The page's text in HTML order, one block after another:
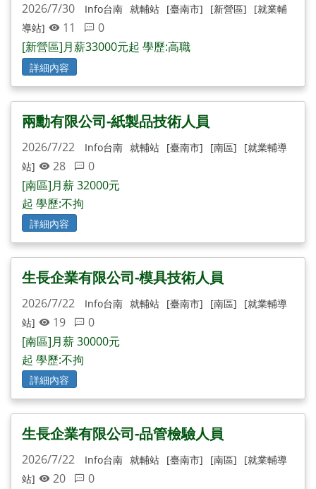
2026/7/30 Info台南 就輔站 [臺南市] [新營區]
[就業輔
導站]
11
0
[新營區]月薪33000元起 學歷:高職
詳細內容
兩勳有限公司-紙製品技術人員
2026/7/22 Info台南 就輔站 [臺南市] [南區]
[就業輔導
站]
28
0
[南區]月薪 32000元
起 學歷:不拘
詳細內容
生長企業有限公司-模具技術人員
2026/7/22 Info台南 就輔站 [臺南市] [南區]
[就業輔導
站]
19
0
[南區]月薪 30000元
起 學歷:不拘
詳細內容
生長企業有限公司-品管檢驗人員
2026/7/22 Info台南 就輔站 [臺南市] [南區]
[就業輔導
站]
20
0